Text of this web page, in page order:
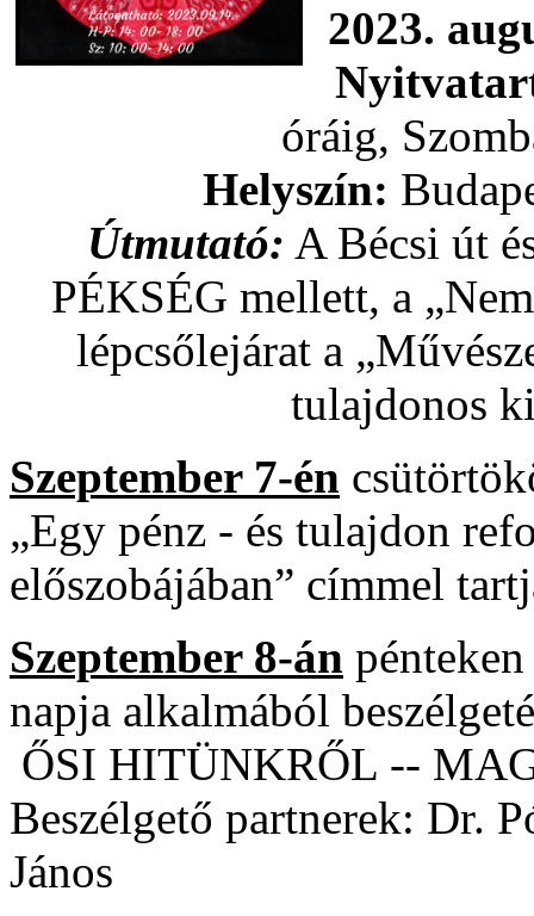
2023.
óráig,
Helyszín:
Útmutató: A Bécsi út
PÉKSÉG mellett, a
lépcsőlejárat a
tulajdonos
Szeptember 7-én
„Egy pénz - és tulajdon
előszobájában” címmel
Szeptember 8-án
napja alkalmából
ŐSI HITÜNKRŐL --
Beszélgető partnerek: Dr.
János